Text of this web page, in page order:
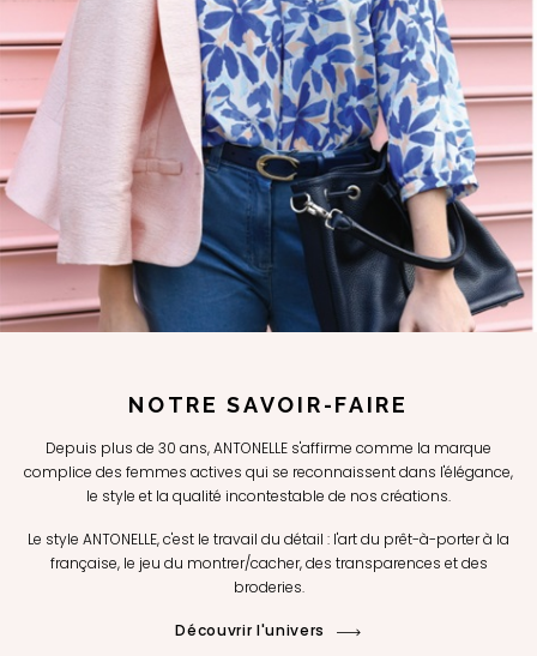
NOTRE SAVOIR-FAIRE
Depuis plus de 30 ans, ANTONELLE s'affirme comme la marque
complice des femmes actives qui se reconnaissent dans l'élégance,
le style et la qualité incontestable de nos créations.
Le style ANTONELLE, c'est le travail du détail : l'art du prêt-à-porter à la
française, le jeu du montrer/cacher, des transparences et des
broderies.
Découvrir l'univers